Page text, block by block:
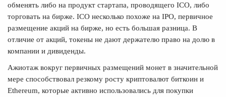
обменять либо на продукт стартапа, проводящего ICO, либо
торговать на бирже. ICO несколько похоже на IPO, первичное
размещение акций на бирже, но есть большая разница. В
отличие от акций, токены не дают держателю право на долю в
компании и дивиденды.
Ажиотаж вокруг первичных размещений монет в значительной
мере способствовал резкому росту криптовалют биткоин и
Ethereum, которые активно использовались для покупки